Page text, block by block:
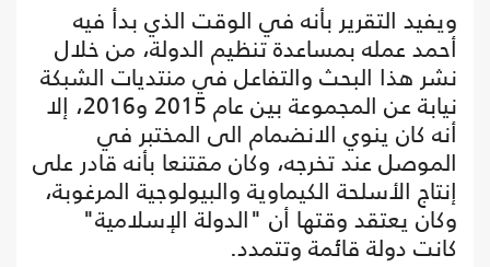
ويفيد التقرير بأنه في الوقت الذي بدأ فيه
أحمد عمله بمساعدة تنظيم الدولة، من خلال
نشر هذا البحث والتفاعل في منتديات الشبكة
نيابة عن المجموعة بين عام 2015 و2016، إلا
أنه كان ينوي الانضمام الى المختبر في
الموصل عند تخرجه، وكان مقتنعا بأنه قادر على
إنتاج الأسلحة الكيماوية والبيولوجية المرغوبة،
وكان يعتقد وقتها أن "الدولة الإسلامية"
كانت دولة قائمة وتتمدد.